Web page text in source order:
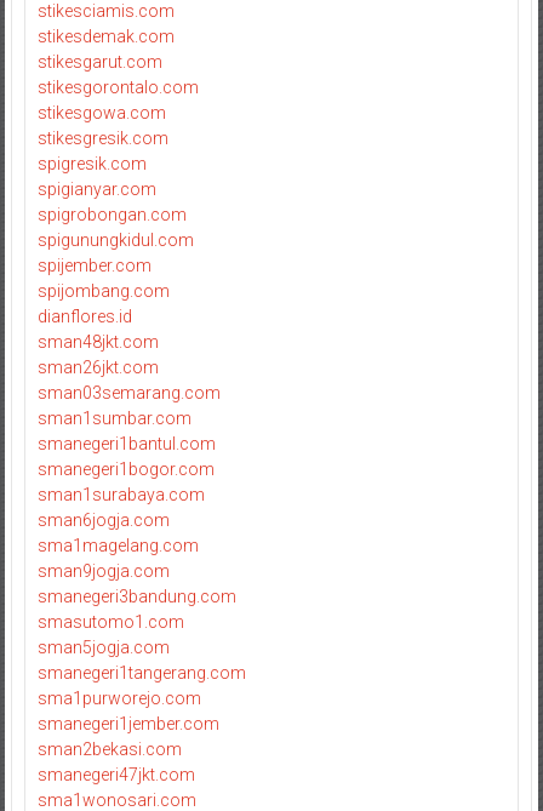
stikesciamis.com
stikesdemak.com
stikesgarut.com
stikesgorontalo.com
stikesgowa.com
stikesgresik.com
spigresik.com
spigianyar.com
spigrobongan.com
spigunungkidul.com
spijember.com
spijombang.com
dianflores.id
sman48jkt.com
sman26jkt.com
sman03semarang.com
sman1sumbar.com
smanegeri1bantul.com
smanegeri1bogor.com
sman1surabaya.com
sman6jogja.com
sma1magelang.com
sman9jogja.com
smanegeri3bandung.com
smasutomo1.com
sman5jogja.com
smanegeri1tangerang.com
sma1purworejo.com
smanegeri1jember.com
sman2bekasi.com
smanegeri47jkt.com
sma1wonosari.com